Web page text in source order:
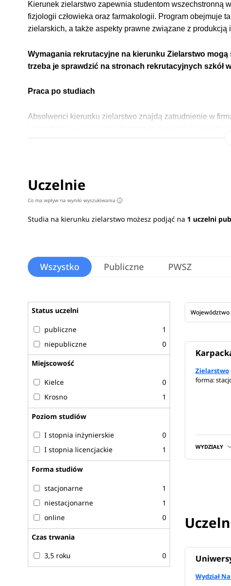
Kierunek zielarstwo zapewnia studentom wszechstronną
fizjologii człowieka oraz farmakologii. Program obejmuje
zielarskich, a także aspekty prawne związane z
Wymagania rekrutacyjne na kierunku Zielarstwo
trzeba je sprawdzić na stronach rekrutacyjnych szkół
Praca po studiach
Absolwenci kierunku zielarstwo znajdą zatrudnienie w
Uczelnie
Co ma wpływ na wyniki wyszukiwania i
Studia na kierunku zielarstwo możesz podjąć na 1 uczelni
Wszystko Publiczne PWSZ
Województwo
Zielarstwo
forma:
WYDZIAŁY
Wydział
Status uczelni
publiczne
1
niepubliczne
0
Miejscowość
Kielce
0
Krosno
1
Poziom studiów
I stopnia inżynierskie
0
I stopnia licencjackie
1
Forma studiów
stacjonarne
1
niestacjonarne
1
online
0
Czas trwania
3,5 roku 0